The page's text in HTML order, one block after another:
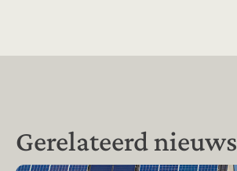
Gerelateerd nieuws